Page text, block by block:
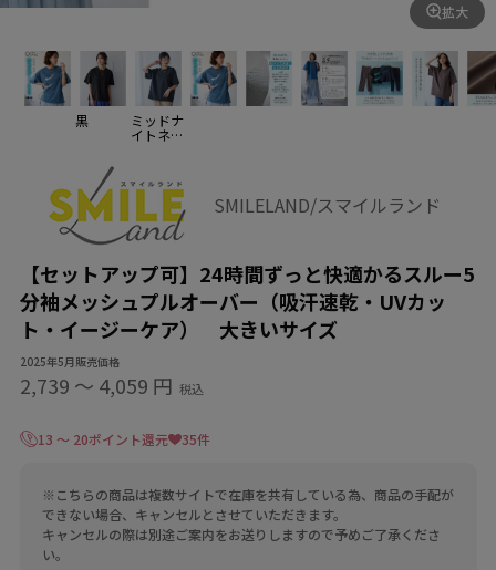
拡大
黒 ミッドナ
イトネイ
SMILELAND/スマイルランド
【セットアップ可】24時間ずっと快適かるスルー5
分袖メッシュプルオーバー（吸汗速乾・UVカッ
ト・イージーケア） 大きいサイズ
2025年5月販売価格
2,739 〜 4,059 円 税込
13 ～ 20ポイント還元 35件
※こちらの商品は複数サイトで在庫を共有している為、商品の手配が
できない場合、キャンセルとさせていただきます。
キャンセルの際は別途ご案内をお送りしますので予めご了承くださ
い。